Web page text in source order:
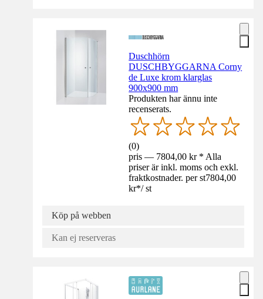
Duschhörn
DUSCHBYGGARNA Corny
de Luxe krom klarglas
900x900 mm
Produkten har ännu inte
recenserats.
(0)
pris — 7804,00 kr * Alla
priser är inkl. moms och exkl.
fraktkostnader. per st7804,00
kr*/ st
Köp på webben
Kan ej reserveras